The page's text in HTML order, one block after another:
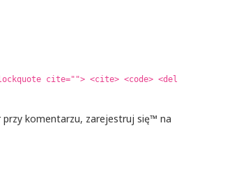
cite=""> <cite> <code> <del
przy komentarzu, zarejestruj się™ na